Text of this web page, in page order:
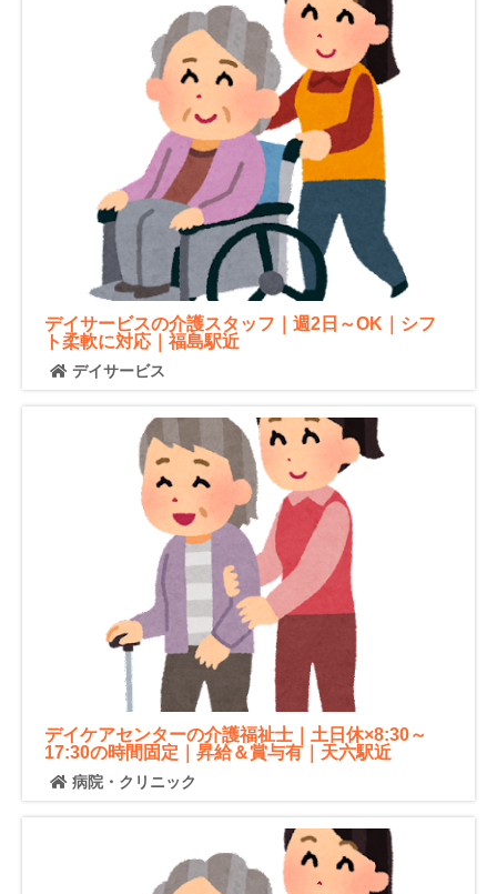
デイサービスの介護スタッフ｜週2日～OK｜シフ
ト柔軟に対応｜福島駅近
デイサービス
デイケアセンターの介護福祉士｜土日休×8:30～
17:30の時間固定｜昇給＆賞与有｜天六駅近
病院・クリニック